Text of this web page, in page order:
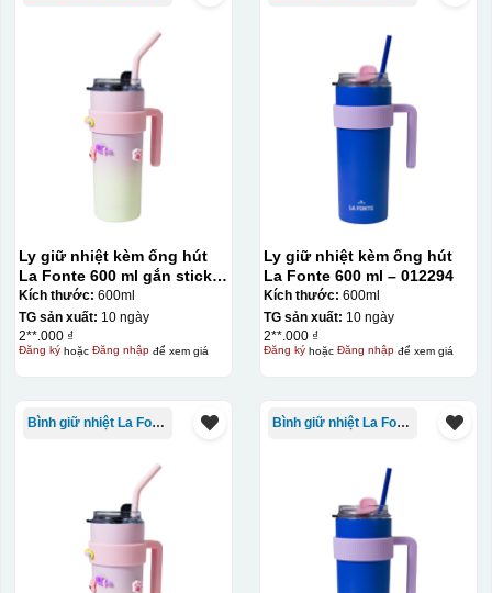
Ly giữ nhiệt kèm ống hút
La Fonte 600 ml gắn sticker
– 012294
Kích thước: 600ml
TG sản xuất: 10 ngày
2**.000 ₫
Đăng kýhoặc Đăng nhậpđể xem giá
Ly giữ nhiệt kèm ống hút
La Fonte 600 ml – 012294
Kích thước: 600ml
TG sản xuất: 10 ngày
2**.000 ₫
Đăng kýhoặc Đăng nhậpđể xem giá
Bình giữ nhiệt La Fonte Bình giữ nhiệt La Fonte